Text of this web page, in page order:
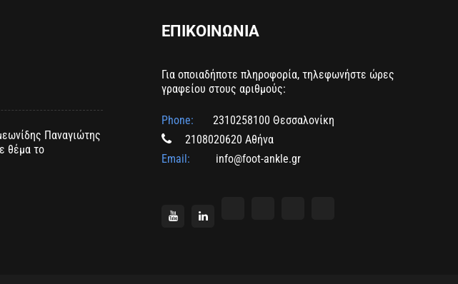
Παναγιώτης
θέμα το
ΕΠΙΚΟΙΝΩΝΙΑ
Για οποιαδήποτε πληροφορία, τηλεφωνήστε ώρες
γραφείου στους αριθμούς:
Phone:
2310258100 Θεσσαλονίκη
2108020620 Αθήνα
Email:
info@foot-ankle.gr